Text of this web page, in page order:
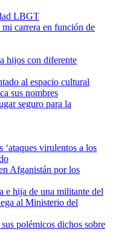
LBGT
carrera en función de
hijos con diferente
al espacio cultural
sus nombres
seguro para la
virulentos a los
Afganistán por los
e hija de una militante del
al Ministerio del
polémicos dichos sobre